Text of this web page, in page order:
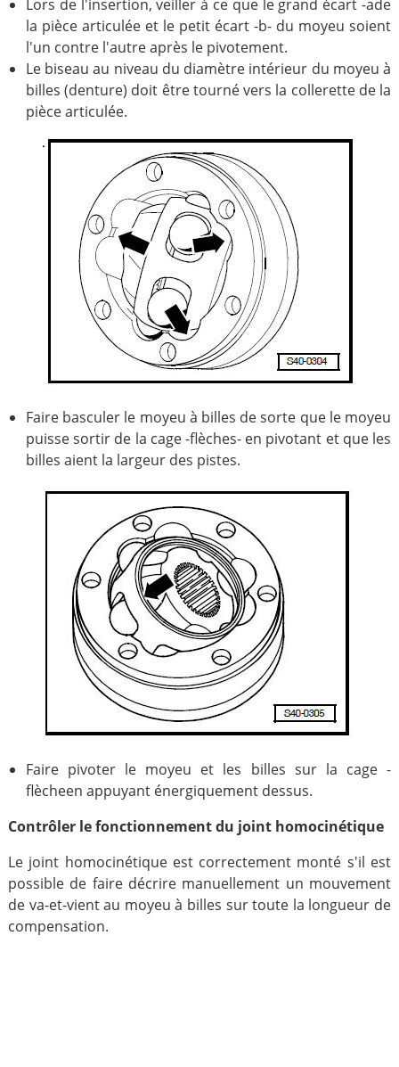
Lors de l'insertion, veiller à ce que le grand écart -ade
la pièce articulée et le petit écart -b- du moyeu soient
l'un contre l'autre après le pivotement.
Le biseau au niveau du diamètre intérieur du moyeu à
billes (denture) doit être tourné vers la collerette de la
pièce articulée.
Faire basculer le moyeu à billes de sorte que le moyeu
puisse sortir de la cage -flèches- en pivotant et que les
billes aient la largeur des pistes.
Faire pivoter le moyeu et les billes sur la cage -
flècheen appuyant énergiquement dessus.
Contrôler le fonctionnement du joint homocinétique
Le joint homocinétique est correctement monté s'il est
possible de faire décrire manuellement un mouvement
de va-et-vient au moyeu à billes sur toute la longueur de
compensation.